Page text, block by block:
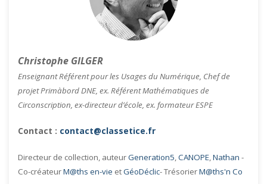
Christophe GILGER
Enseignant Référent pour les Usages du Numérique, Chef de
projet Primàbord DNE, ex. Référent Mathématiques de
Circonscription, ex-directeur d’école, ex. formateur ESPE
Contact : contact@classetice.fr
Directeur de collection, auteurGeneration5,CANOPE,Nathan -
Co-créateurM@ths en-vie etGéoDéclic- TrésorierM@ths'n Co